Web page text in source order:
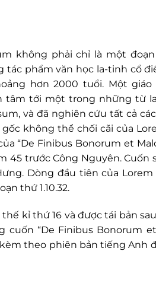
không phải chỉ là một
phẩm văn học la-tinh cổ
hơn 2000 tuổi. Một
tâm tới một trong những từ
và đã nghiên cứu tất cả
không thể chối cãi của
“De Finibus Bonorum et
45 trước Công Nguyên. Cuốn
Dòng đầu tiên của Lorem
thứ 1.10.32.
kỉ thứ 16 và được tái bản
cuốn “De Finibus Bonorum
theo phiên bản tiếng Anh